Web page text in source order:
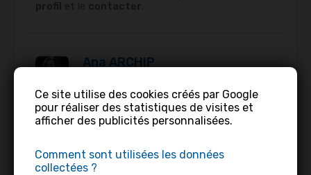
Ana ARCHIP
l’Hôtellerie de Plein Air •Sérignan, 34410,
France
Compétence linguisitiques : Français,
Ce site utilise des cookies créés par Google
pour réaliser des statistiques de visites et
afficher des publicités personnalisées.
Comment sont utilisées les données
collectées ?